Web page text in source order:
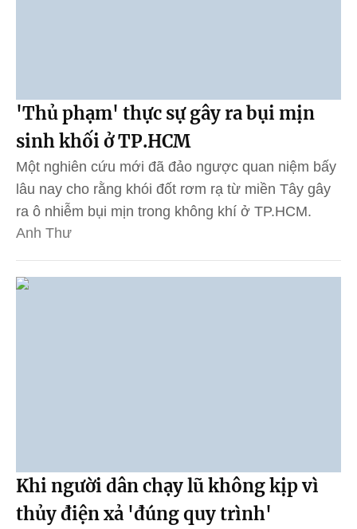
'Thủ phạm' thực sự gây ra bụi mịn
sinh khối ở TP.HCM
Một nghiên cứu mới đã đảo ngược quan niệm bấy
lâu nay cho rằng khói đốt rơm rạ từ miền Tây gây
ra ô nhiễm bụi mịn trong không khí ở TP.HCM.
Anh Thư
Khi người dân chạy lũ không kịp vì
thủy điện xả 'đúng quy trình'